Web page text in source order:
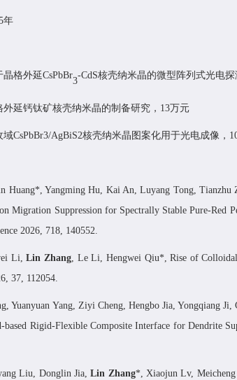
年
晶格外延CsPbBr
3
-CdS核壳纳米晶的微型阵列式光电探
延钙钛矿核壳纳米晶的制备研究， 13万元
域CsPbBr3/AgBiS2核壳纳米晶图案化用于光电成像 ， 1
Huang*, Yangming Hu, Kai An,Luyang Tong, Tianzhu
onMigration Suppression for Spectrally StablePure-Red P
2026, 718, 140552.
Li, Lin Zhang, Le Li, Hengwei Qiu*,Rise ofColloidal
37, 112054.
Yuanyuan Yang, Ziyi Cheng, Hengbo Jia, Yongqiang Ji,
based Rigid-Flexible CompositeInterface for Dendrite S
Liu, Donglin Jia,Lin Zhang*, Xiaojun Lv,